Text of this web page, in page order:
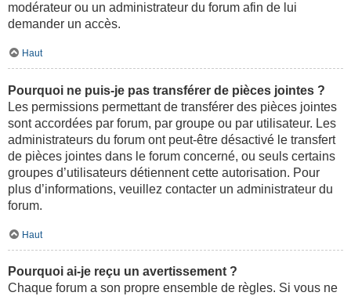
modérateur ou un administrateur du forum afin de lui
demander un accès.
Haut
Pourquoi ne puis-je pas transférer de pièces jointes ?
Les permissions permettant de transférer des pièces jointes
sont accordées par forum, par groupe ou par utilisateur. Les
administrateurs du forum ont peut-être désactivé le transfert
de pièces jointes dans le forum concerné, ou seuls certains
groupes d’utilisateurs détiennent cette autorisation. Pour
plus d’informations, veuillez contacter un administrateur du
forum.
Haut
Pourquoi ai-je reçu un avertissement ?
Chaque forum a son propre ensemble de règles. Si vous ne